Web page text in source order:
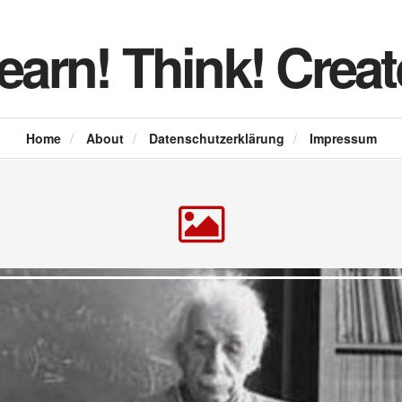
Think!
Home / About / Datenschutzerklärung / Impressum